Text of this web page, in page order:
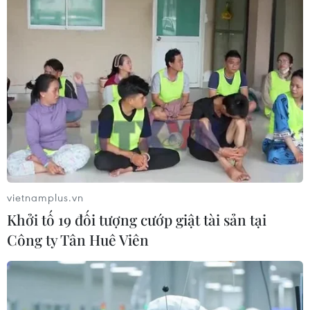
05/08/2026 02:26
Bác sỹ vượt biển giữa đêm cứu
thuyền viên người Nga nghi bị đột
quỵ
04/08/2026 13:21
Tháo gỡ "điểm nghẽn" dữ liệu: Bộ Y
tế tăng tốc chuyển đổi số toàn diện
Bộ Y tế ban hành Kế hoạch dự phòng
thương tích giai đoạn 2026-2030
vietnamplus.vn
Khởi tố 19 đối tượng cướp giật tài sản tại
Công ty Tân Huê Viên